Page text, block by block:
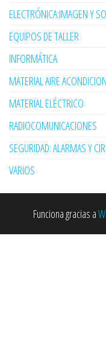
ELECTRÓNICA:IMAGEN Y
EQUIPOS DE TALLER
INFORMÁTICA
MATERIAL AIRE
MATERIAL ELÉCTRICO
RADIOCOMUNICACIONES
SEGURIDAD: ALARMAS Y
VARIOS
Funciona gracias a